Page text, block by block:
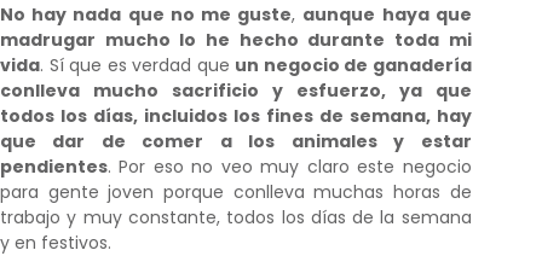
No hay nada que no me guste, aunque haya que
madrugar mucho lo he hecho durante toda mi
vida. Sí que es verdad que un negocio de ganadería
conlleva mucho sacrificio y esfuerzo, ya que
todos los días, incluidos los fines de semana, hay
que dar de comer a los animales y estar
pendientes. Por eso no veo muy claro este negocio
para gente joven porque conlleva muchas horas de
trabajo y muy constante, todos los días de la semana
y en festivos.